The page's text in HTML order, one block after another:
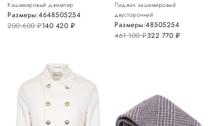
Кашемировый джемпер
200 600руб.140 420 руб.
Размеры:4648505254
Пиджак кашемировый
двусторонний
461 100руб.322 770 руб.
Размеры:48505254